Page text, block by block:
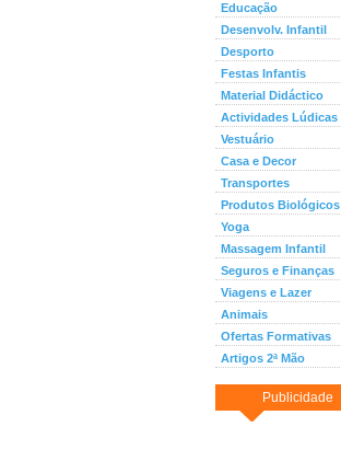
Educação
Desenvolv. Infantil
Desporto
Festas Infantis
Material Didáctico
Actividades Lúdicas
Vestuário
Casa e Decor
Transportes
Produtos Biológicos
Yoga
Massagem Infantil
Seguros e Finanças
Viagens e Lazer
Animais
Ofertas Formativas
Artigos 2ª Mão
Publicidade